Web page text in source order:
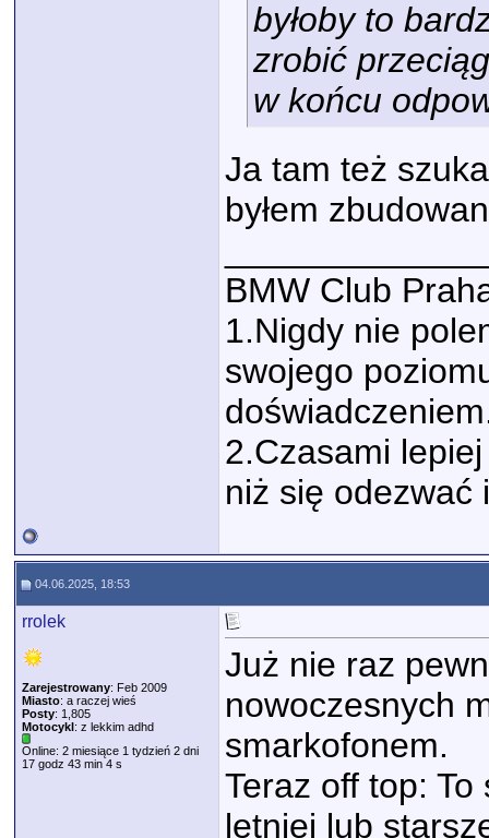
byłoby to
zrobić
w końcu
Ja tam też
byłem
BMW Club
1.Nigdy nie
swojego
2.Czasami
niż się odezwać
04.06.2025, 18:53
rrolek
Zarejestrowany: Feb 2009
Miasto: a raczej wieś
Posty: 1,805
Motocykl: z lekkim adhd
Online: 2 miesiące 1 tydzień 2 dni
17 godz 43 min 4 s
Już nie raz
nowoczesnych
smarkofonem.
Teraz off top:
letniej lub